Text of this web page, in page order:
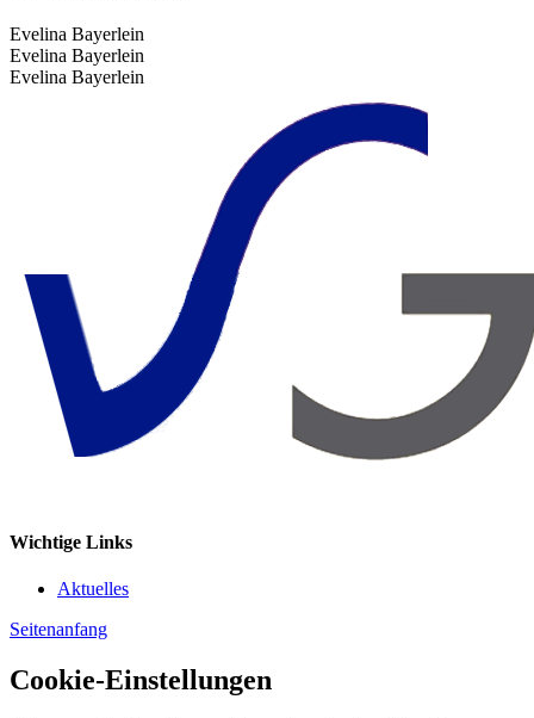
Evelina Bayerlein
Evelina Bayerlein
Evelina Bayerlein
Wichtige Links
Aktuelles
Seitenanfang
Cookie-Einstellungen